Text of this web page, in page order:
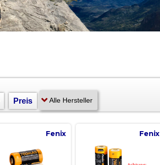
Preis
Fenix Fenix